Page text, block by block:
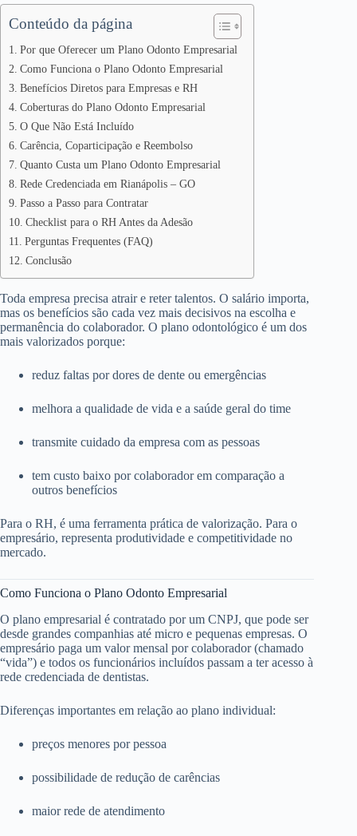
Conteúdo da página
Por que Oferecer um Plano Odonto Empresarial
Como Funciona o Plano Odonto Empresarial
Benefícios Diretos para Empresas e RH
Coberturas do Plano Odonto Empresarial
O Que Não Está Incluído
Carência, Coparticipação e Reembolso
Quanto Custa um Plano Odonto Empresarial
Rede Credenciada em Rianápolis – GO
Passo a Passo para Contratar
Checklist para o RH Antes da Adesão
Perguntas Frequentes (FAQ)
Conclusão
Toda empresa precisa atrair e reter talentos. O salário importa,
mas os benefícios são cada vez mais decisivos na escolha e
permanência do colaborador. O plano odontológico é um dos
mais valorizados porque:
reduz faltas por dores de dente ou emergências
melhora a qualidade de vida e a saúde geral do time
transmite cuidado da empresa com as pessoas
tem custo baixo por colaborador em comparação a
outros benefícios
Para o RH, é uma ferramenta prática de valorização. Para o
empresário, representa produtividade e competitividade no
mercado.
Como Funciona o Plano Odonto Empresarial
O plano empresarial é contratado por um CNPJ, que pode ser
desde grandes companhias até micro e pequenas empresas. O
empresário paga um valor mensal por colaborador (chamado
“vida”) e todos os funcionários incluídos passam a ter acesso à
rede credenciada de dentistas.
Diferenças importantes em relação ao plano individual:
preços menores por pessoa
possibilidade de redução de carências
maior rede de atendimento